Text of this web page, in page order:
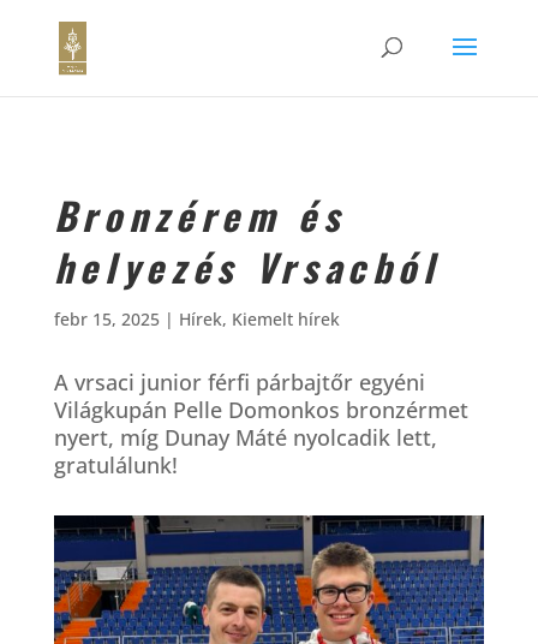
Bronzérem és
helyezés Vrsacból
febr 15, 2025| Hírek, Kiemelt hírek
A vrsaci junior férfi párbajtőr egyéni
Világkupán Pelle Domonkos bronzérmet
nyert, míg Dunay Máté nyolcadik lett,
gratulálunk!